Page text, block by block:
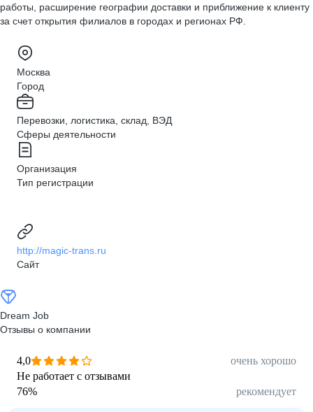
работы, расширение географии доставки и приближение к клиенту
за счет открытия филиалов в городах и регионах РФ.
Москва
Город
Перевозки, логистика, склад, ВЭД
Сферы деятельности
Организация
Тип регистрации
http://magic-trans.ru
Сайт
Dream Job
Отзывы о компании
4,0
очень хорошо
Не работает с отзывами
76% рекомендует